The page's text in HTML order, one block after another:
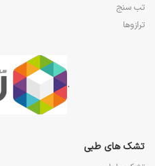
تب سنج
ترازوها
.
تشک های طبی